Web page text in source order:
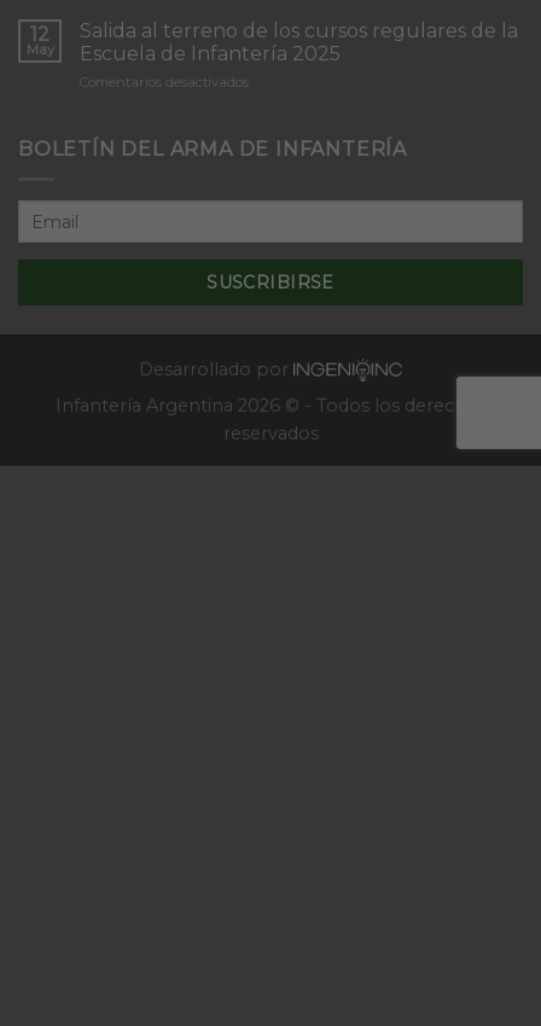
Concepción”
del
Curso
de
Tácticas
Aplicativas
12
May
Salida al terreno de los cursos regulares de la
Escuela de Infantería 2025
Comentarios desactivadosen
terreno
cursos
de
Escuela
de
BOLETÍN DEL ARMA DE INFANTERÍA
Desarrollado por
Infantería Argentina 2026 © - Todos los derechos
reservados